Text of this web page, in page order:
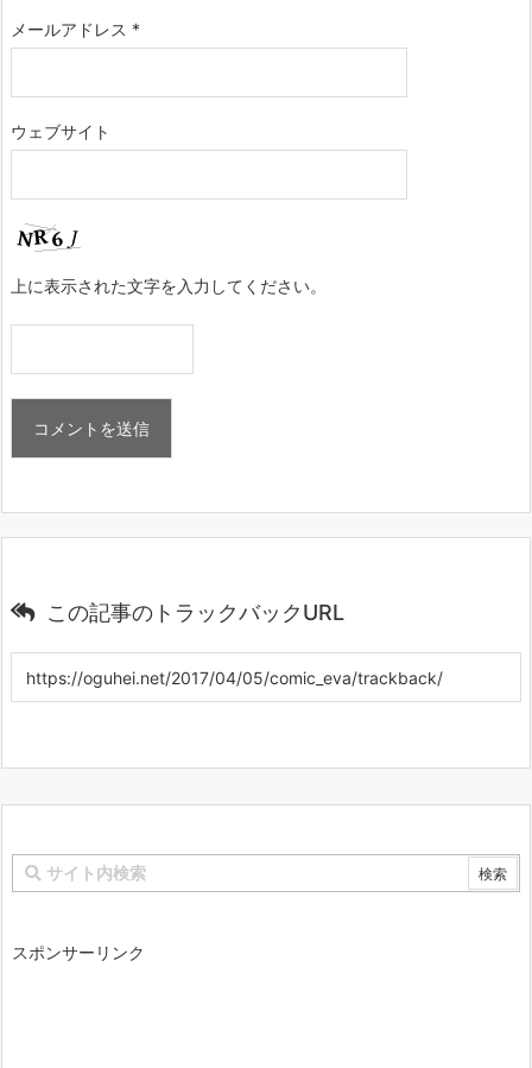
メールアドレス *
ウェブサイト
上に表示された文字を入力してください。
この記事のトラックバックURL
スポンサーリンク